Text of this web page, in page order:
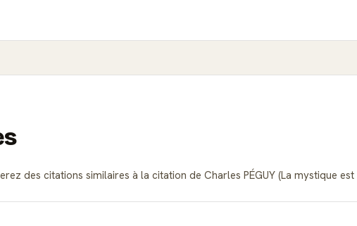
des citations similaires à la citation de Charles PÉGUY (La mystique